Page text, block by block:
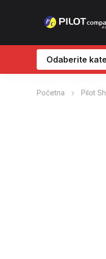
Odaberite
Početna Pilot